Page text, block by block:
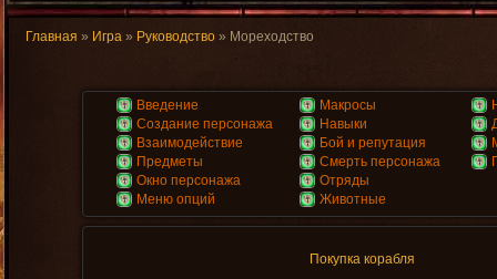
Главная » Игра » Руководство » Мореходство
Введение
Создание персонажа
Взаимодействие
Предметы
Окно персонажа
Меню опций
Макросы
Навыки
Бой и репутация
Смерть персонажа
Отряды
Животные
Покупка корабля